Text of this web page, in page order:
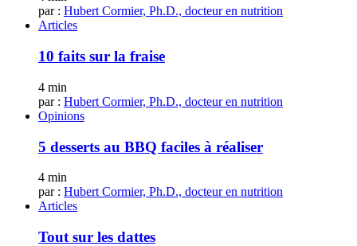
par : Hubert Cormier, Ph.D., docteur en nutrition
Articles
10 faits sur la fraise
4 min
par : Hubert Cormier, Ph.D., docteur en nutrition
Opinions
5 desserts au BBQ faciles à réaliser
4 min
par : Hubert Cormier, Ph.D., docteur en nutrition
Articles
Tout sur les dattes